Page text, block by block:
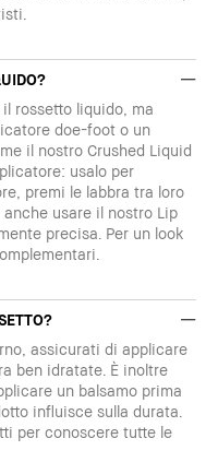
rossetto liquido, ma
doe-foot o un
il nostro Crushed Liquid
usalo per
premi le labbra tra loro
usare il nostro Lip
precisa. Per un look
assicurati di applicare
ben idratate. È inoltre
un balsamo prima
influisce sulla durata.
per conoscere tutte le